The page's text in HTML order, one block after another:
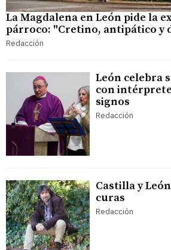
La Magdalena en León pide la
párroco: "Cretino, antipático y
Redacción
León celebra
con
signos
Redacción
Castilla y
curas
Redacción